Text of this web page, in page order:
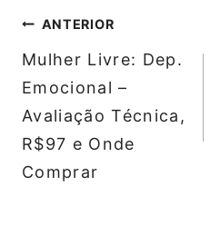
Navegação
de
Post
ANTERIOR
Mulher Livre: Dep.
Emocional –
Avaliação Técnica,
R$97 e Onde
Comprar